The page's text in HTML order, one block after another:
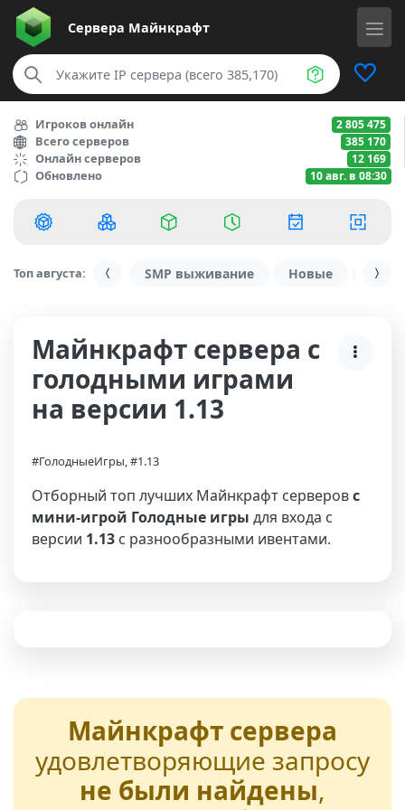
Сервера Майнкрафт
Игроков онлайн 2 805 475
Всего серверов 385 170
Онлайн серверов 12 169
Обновлено 10 авг. в 08:30
Топ августа: SMP выживание Новые С
Майнкрафт сервера с
голодными играми
на версии 1.13
#ГолодныеИгры, #1.13
Отборный топ лучших Майнкрафт серверовс
мини-игрой Голодные игры для входа с
версии 1.13 с разнообразными ивентами.
Майнкрафт сервера
удовлетворяющие запросу
не были найдены,